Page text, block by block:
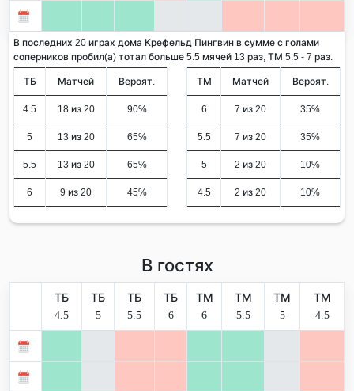
В последних 20 играх дома Крефельд Пингвин в сумме с голами
соперников пробил(а) тотал больше 5.5 мячей 13 раз, ТМ 5.5 - 7 раз.
ТБ Матчей Вероят.
4.5 18 из 20 90%
5 13 из 20 65%
5.5 13 из 20 65%
6 9 из 20 45%
ТМ Матчей Вероят.
6 7 из 20 35%
5.5 7 из 20 35%
5 2 из 20 10%
4.5 2 из 20 10%
В гостях
ТБ
4.5
ТБ
5
ТБ
5.5
ТБ
6
ТМ
6
ТМ
5.5
ТМ
5
ТМ
4.5